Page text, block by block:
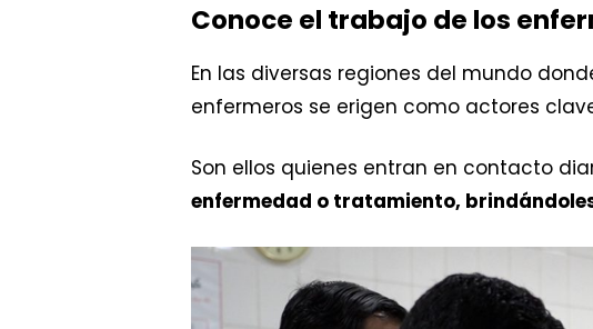
Conoce el trabajo de los
En las diversas regiones del mundo
enfermeros se erigen como actores
Son ellos quienes entran en contacto
enfermedad o tratamiento,